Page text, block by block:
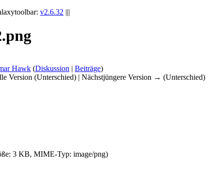
v2.6.32 |||
Hawk (Diskussion | Beiträge)
Version (Unterschied) | Nächstjüngere Version → (Unterschied)
3 KB, MIME-Typ: image/png)